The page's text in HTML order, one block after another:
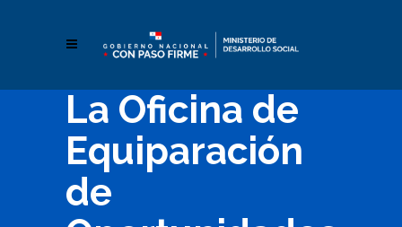
La Oficina de
Equiparación
de